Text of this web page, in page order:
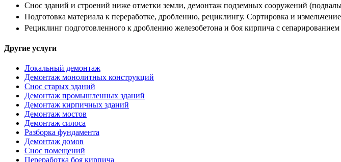
Снос зданий и строений ниже отметки земли, демонтаж подземных сооружений
Подготовка материала к переработке, дроблению, рециклингу. Сортировка и
Рециклинг подготовленного к дроблению железобетона и боя кирпича с сепарированием
Другие услуги
Локальный демонтаж
Демонтаж монолитных конструкций
Снос старых зданий
Демонтаж промышленных зданий
Демонтаж кирпичных зданий
Демонтаж мостов
Демонтаж силоса
Разборка фундамента
Демонтаж домов
Снос помещений
Переработка боя кирпича